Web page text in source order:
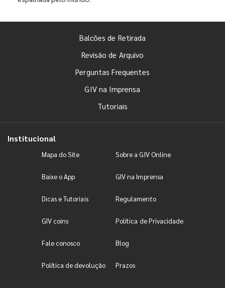
Balcões de Retirada
Revisão de Arquivo
Perguntas Frequentes
GIV na Imprensa
Tutoriais
Institucional
Mapa do Site Sobre a GIV Online
Baixe o App GIV na Imprensa
Dicas e Tutoriais Regulamento
GIV coins Política de Privacidade
Fale conosco Blog
Política de devolução Prazos